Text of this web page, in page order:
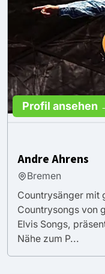
Profil ansehen
Andre Ahrens
Bremen
Countrysänger mit
Countrysongs von
Elvis Songs,
Nähe zum P...